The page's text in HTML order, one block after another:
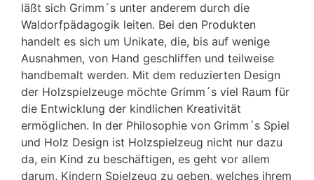
läßt sich Grimm´s unter anderem durch die
Waldorfpädagogik leiten. Bei den Produkten
handelt es sich um Unikate, die, bis auf wenige
Ausnahmen, von Hand geschliffen und teilweise
handbemalt werden. Mit dem reduzierten Design
der Holzspielzeuge möchte Grimm´s viel Raum für
die Entwicklung der kindlichen Kreativität
ermöglichen. In der Philosophie von Grimm´s Spiel
und Holz Design ist Holzspielzeug nicht nur dazu
da, ein Kind zu beschäftigen, es geht vor allem
darum, Kindern Spielzeug zu geben, welches ihrem